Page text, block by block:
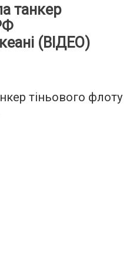
танкер
(ВІДЕО)
тіньового флоту